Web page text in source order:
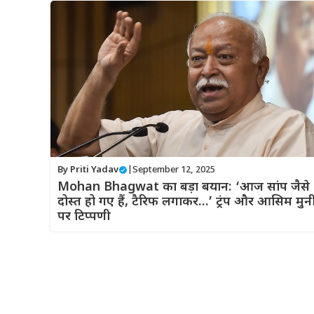
By Priti Yadav September 12, 2025
Mohan Bhagwat का बड़ा बयान: ‘आज सांप जैसे
दोस्त हो गए हैं, टैरिफ लगाकर…’ ट्रंप और आसिम
पर टिप्पणी